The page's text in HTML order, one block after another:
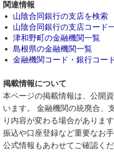
関連情報
山陰合同銀行の支店を検索
山陰合同銀行の支店コード
津和野町の金融機関一覧
島根県の金融機関一覧
金融機関コード・銀行コー
掲載情報について
本ページの掲載情報は、公開
います。 金融機関の統廃合、
り内容が変わる場合があります
振込や口座登録など重要なお
公式情報もあわせてご確認くだ